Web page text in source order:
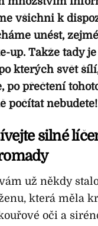
všichni k
unést,
up. Takže tady
kterých svět
po přečtení
počítat nebudete!
silné
už někdy
která měla
oči a